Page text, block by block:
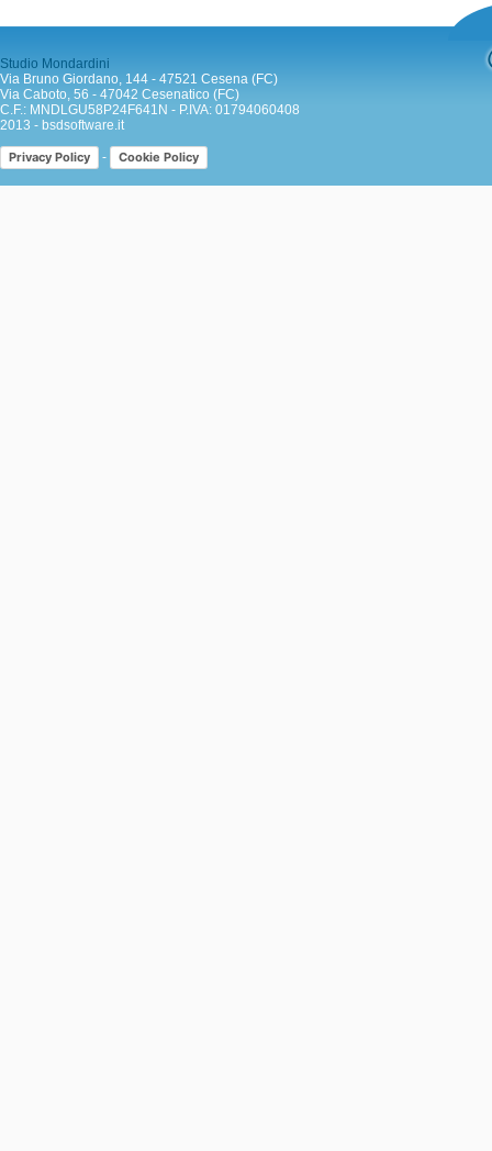
Studio Mondardini
Via Bruno Giordano, 144 - 47521 Cesena (FC)
Via Caboto, 56 - 47042 Cesenatico (FC)
C.F.: MNDLGU58P24F641N - P.IVA: 01794060408
2013 - bsdsoftware.it
Privacy Policy - Cookie Policy